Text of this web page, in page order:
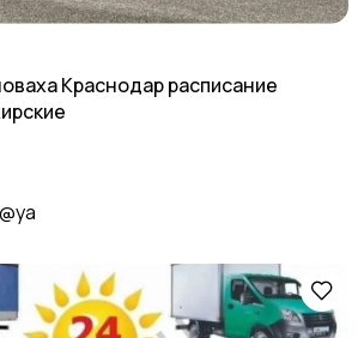
Краснодар расписание